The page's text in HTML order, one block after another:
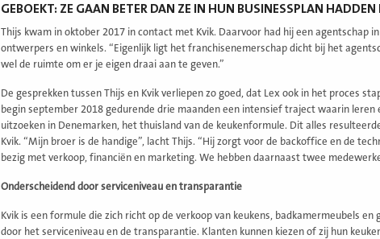
GEBOEKT: ZE GAAN BETER DAN ZE IN HUN BUSINESSPLAN HADDEN
Thijs kwam in oktober 2017 in contact met Kvik. Daarvoor had hij een agentschap
ontwerpers en winkels. “Eigenlijk ligt het franchisenemerschap dicht bij het
wel de ruimte om er je eigen draai aan te geven.”
De gesprekken tussen Thijs en Kvik verliepen zo goed, dat Lex ook in het proces
begin september 2018 gedurende drie maanden een intensief traject waarin
uitzoeken in Denemarken, het thuisland van de keukenformule. Dit alles
Kvik. “Mijn broer is de handige”, lacht Thijs. “Hij zorgt voor de backoffice en de
bezig met verkoop, financiën en marketing. We hebben daarnaast twee
Onderscheidend door serviceniveau en transparantie
Kvik is een formule die zich richt op de verkoop van keukens, badkamermeubels
door het serviceniveau en de transparantie. Klanten kunnen kiezen of zij hun